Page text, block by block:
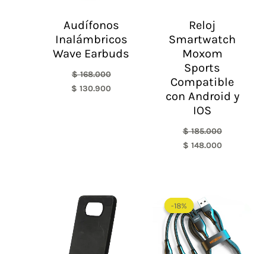
Audífonos
Inalámbricos
Wave Earbuds
$168.000
$ 130.900
Reloj
Smartwatch
Moxom
Sports
Compatible
con Android y
IOS
$185.000
$ 148.000
-18%
-18%
precio
original
era:
$ 50.000.